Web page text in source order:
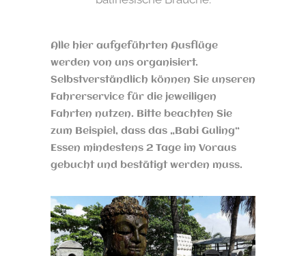
Alle hier aufgeführten Ausflüge
werden von uns organisiert.
Selbstverständlich können Sie unseren
Fahrerservice für die jeweiligen
Fahrten nutzen. Bitte beachten Sie
zum Beispiel, dass das „Babi Guling“
Essen mindestens 2 Tage im Voraus
gebucht und bestätigt werden muss.